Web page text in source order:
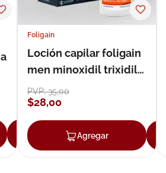
Agregar
Foligain
Loción capilar foligain
men minoxidil trixidil
loción 59 ml
PVP:35,00
$28,00
Agregar